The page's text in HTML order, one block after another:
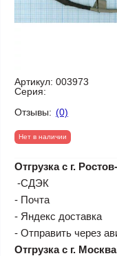
Артикул: 003973
Серия:
Отзывы: (0)
Нет в наличии
Отгрузка с г.
-СДЭК
- Почта
- Яндекс доставка
- Отправить через
Отгрузка с г.